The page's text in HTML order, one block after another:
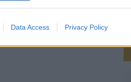
Data Access Privacy Policy